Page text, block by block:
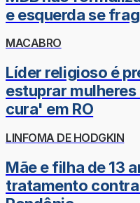
e esquerda se
MACABRO
Líder religioso é
estuprar
cura' em RO
LINFOMA DE HODGKIN
Mãe e filha de 13
tratamento